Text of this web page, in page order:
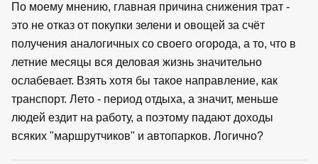
По моему мнению, главная причина снижения трат -
это не отказ от покупки зелени и овощей за счёт
получения аналогичных со своего огорода, а то, что в
летние месяцы вся деловая жизнь значительно
ослабевает. Взять хотя бы такое направление, как
транспорт. Лето - период отдыха, а значит, меньше
людей ездит на работу, а поэтому падают доходы
всяких "маршрутчиков" и автопарков. Логично?